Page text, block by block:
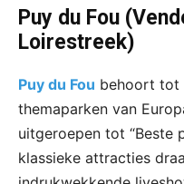
Puy du Fou
Loirestreek)
Puy du Fou behoort tot
themaparken van
uitgeroepen tot “Beste
klassieke attracties